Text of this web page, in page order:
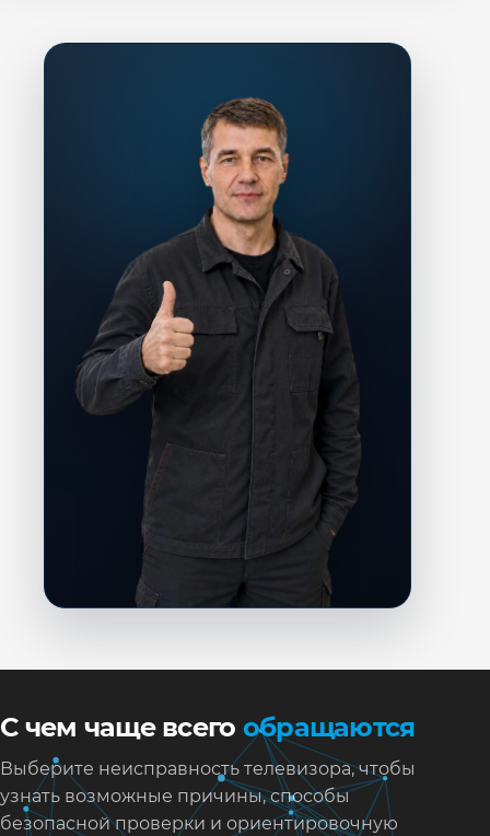
С чем чаще всего обращаются
Выберите неисправность телевизора, чтобы
узнать возможные причины, способы
безопасной проверки и ориентировочную